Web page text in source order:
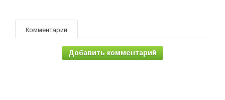
Комментарии
Добавить комментарий